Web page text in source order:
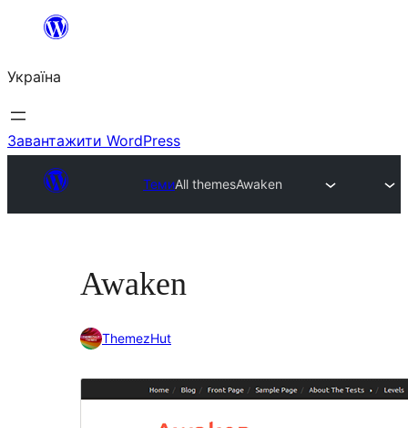
Перейти
вмісту
Україна
Завантажити WordPress
ТемиAll themesAwaken
Awaken
ThemezHut